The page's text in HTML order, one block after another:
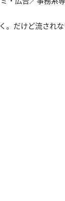
。だけど流され